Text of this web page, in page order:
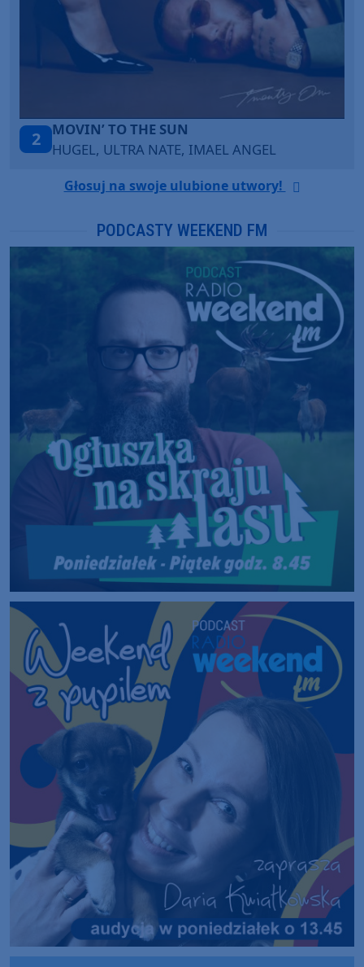
3
TAŃCZ!
BLETKA
Głosuj na swoje ulubione utwory!
PODCASTY WEEKEND FM